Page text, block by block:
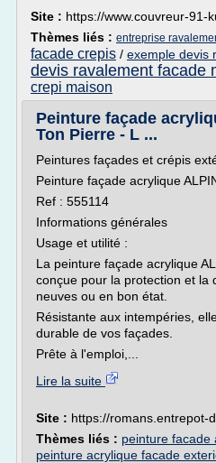
Site : https://www.couvreur-91-
Thèmes liés : entreprise
facade crepis / exemple devis
devis ravalement facade
crepi maison
Peinture façade
Ton Pierre - L ...
Peintures façades et crépis
Peinture façade acrylique
Ref : 555114
Informations générales
Usage et utilité :
La peinture façade acrylique
conçue pour la protection et la
neuves ou en bon état.
Résistante aux intempéries,
durable de vos façades.
Prête à l'emploi,...
Lire la suite
Site : https://romans.entrepot-
Thèmes liés : peinture facade
peinture acrylique facade